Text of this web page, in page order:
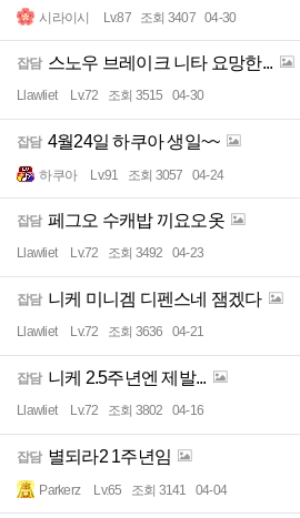
시라이시 Lv.87 조회 3407 04-30
잡담 스노우 브레이크 니타 요망한...
Llawliet Lv.72 조회 3515 04-30
잡담 4월24일 하쿠아 생일~~
하쿠아 Lv.91 조회 3057 04-24
잡담 페그오 수캐밥 끼요오옷
Llawliet Lv.72 조회 3492 04-23
잡담 니케 미니겜 디펜스네 잼겠다
Llawliet Lv.72 조회 3636 04-21
잡담 니케 2.5주년엔 제발...
Llawliet Lv.72 조회 3802 04-16
잡담 별되라2 1주년임
Parkerz Lv.65 조회 3141 04-04